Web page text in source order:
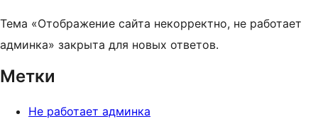
Тема «Отображение сайта некорректно, не работает
админка» закрыта для новых ответов.
Метки
Не работает админка